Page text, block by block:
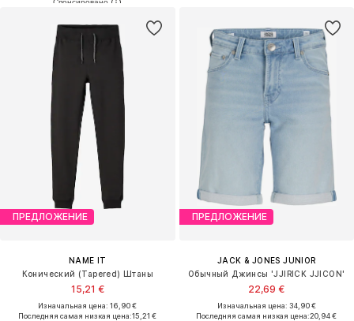
ПРЕДЛОЖЕНИЕ
NAME IT
Конический (Tapered) Штаны
15,21 €
Изначальная цена: 16,90 €
Последняя самая низкая цена:15,21 €
ПРЕДЛОЖЕНИЕ
JACK & JONES JUNIOR
Обычный Джинсы 'JJIRICK JJICON'
22,69 €
Изначальная цена: 34,90 €
Последняя самая низкая цена:20,94 €